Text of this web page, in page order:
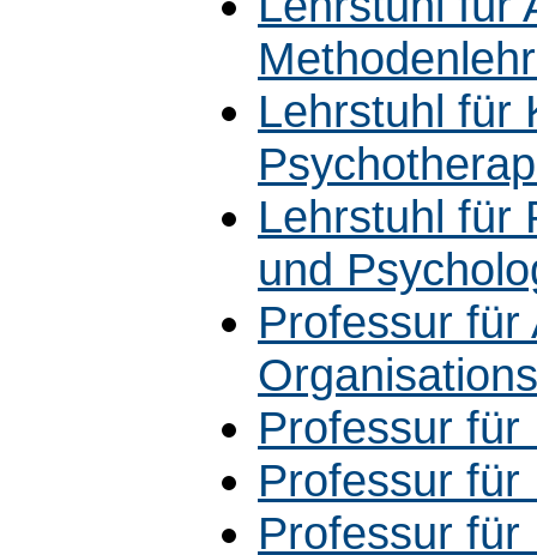
Lehrstuhl für
Lehrstuhl für
und
Professur für
Professur für
Professur für
Professur für